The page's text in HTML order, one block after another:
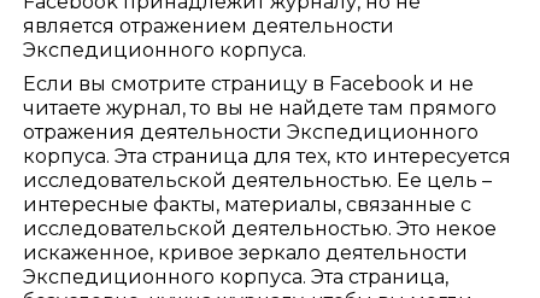
является отражением деятельности
Экспедиционного корпуса.
Если вы смотрите страницу в Facebook и не
читаете журнал, то вы не найдете там прямого
отражения деятельности Экспедиционного
корпуса. Эта страница для тех, кто интересуется
исследовательской деятельностью. Ее цель –
интересные факты, материалы, связанные с
исследовательской деятельностью. Это некое
искаженное, кривое зеркало деятельности
Экспедиционного корпуса. Эта страница,